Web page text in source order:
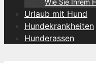
Wie Sie Ihrem
Urlaub mit Hund
Hundekrankheiten
Hunderassen